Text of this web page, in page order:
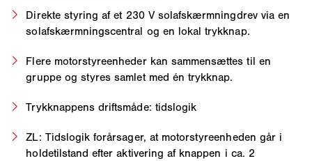
Direkte styring af et 230 V solafskærmningdrev via en
solafskærmningscentral og en lokal trykknap.
Flere motorstyreenheder kan sammensættes til en
gruppe og styres samlet med én trykknap.
Trykknappens driftsmåde: tidslogik
ZL: Tidslogik forårsager, at motorstyreenheden går i
holdetilstand efter aktivering af knappen i ca. 2